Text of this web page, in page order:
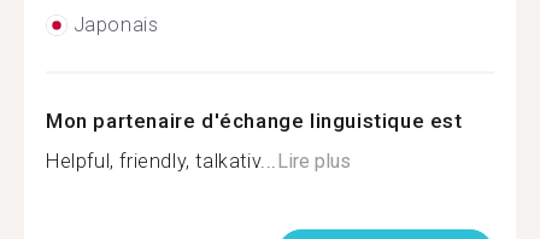
Japonais
Mon partenaire d'échange linguistique est
Helpful, friendly, talkativ...Lire plus